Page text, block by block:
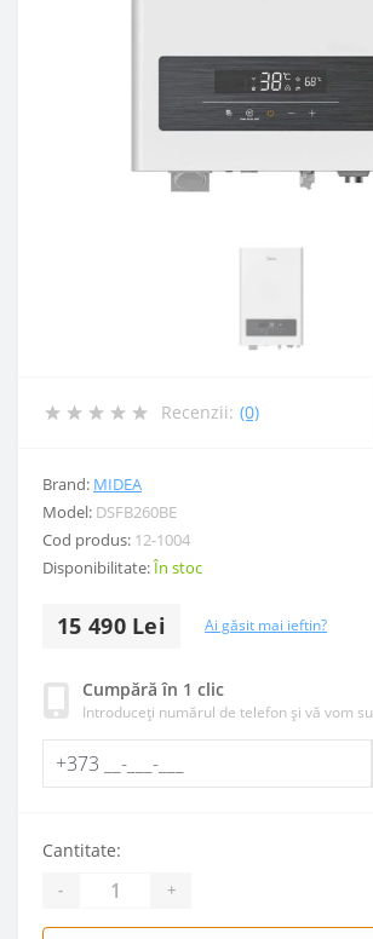
Recenzii: (0)
Brand: MIDEA
Model: DSFB260BE
Cod produs: 12-1004
Disponibilitate:În stoc
15 490 Lei Ai găsit mai ieftin?
Cumpără în 1 clic
Introduceți numărul de telefon și vă vom
Cantitate:
- +